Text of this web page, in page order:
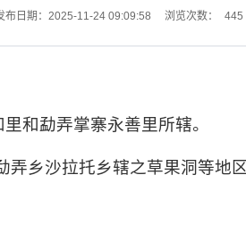
布日期：2025-11-24 09:09:58 浏览次数： 445
和勐弄掌寨永善里所辖。
乡沙拉托乡辖之草果洞等地